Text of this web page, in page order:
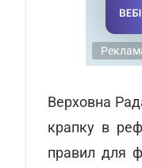
Верховна
крапку в
правил для